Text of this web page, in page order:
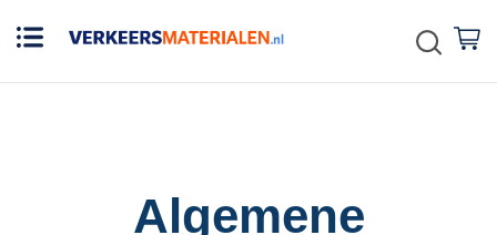
Zoek
Algemene